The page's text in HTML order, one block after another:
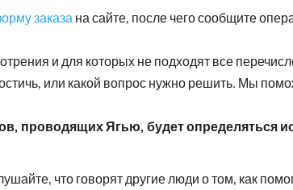
заказана сайте, после чего сообщите
и для которых не подходят все
или какой вопрос нужно решить. Мы
проводящих Ягью, будет определяться
что говорят другие люди о том, как